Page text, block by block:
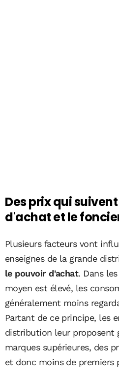
Des prix qui
d'achat et le
Plusieurs facteurs vont
enseignes de la grande
le pouvoir d'achat. Dans
moyen est élevé, les
généralement moins
Partant de ce principe, les
distribution leur proposent
marques supérieures, des
et donc moins de premiers